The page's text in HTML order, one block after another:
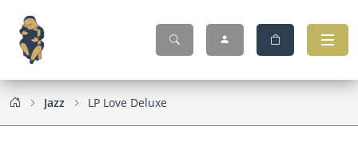
Jazz LP Love Deluxe